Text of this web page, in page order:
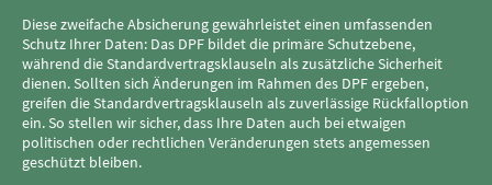
Diese zweifache Absicherung gewährleistet einen umfassenden
Schutz Ihrer Daten: Das DPF bildet die primäre Schutzebene,
während die Standardvertragsklauseln als zusätzliche Sicherheit
dienen. Sollten sich Änderungen im Rahmen des DPF ergeben,
greifen die Standardvertragsklauseln als zuverlässige Rückfalloption
ein. So stellen wir sicher, dass Ihre Daten auch bei etwaigen
politischen oder rechtlichen Veränderungen stets angemessen
geschützt bleiben.